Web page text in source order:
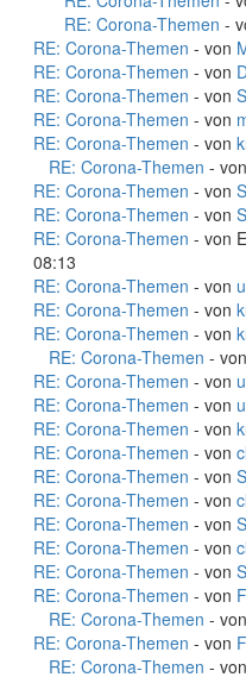
RE: Corona-Themen -
RE: Corona-Themen - von
RE: Corona-Themen - von
RE: Corona-Themen - von
RE: Corona-Themen - von
RE: Corona-Themen - von
RE: Corona-Themen - von
RE: Corona-Themen - von
RE: Corona-Themen - von
RE: Corona-Themen - von
08:13
RE: Corona-Themen - von
RE: Corona-Themen - von
RE: Corona-Themen - von
RE: Corona-Themen - von
RE: Corona-Themen - von
RE: Corona-Themen - von
RE: Corona-Themen - von
RE: Corona-Themen - von
RE: Corona-Themen - von
RE: Corona-Themen - von
RE: Corona-Themen - von
RE: Corona-Themen - von
RE: Corona-Themen - von
RE: Corona-Themen - von
RE: Corona-Themen - von
RE: Corona-Themen - von
RE: Corona-Themen - von